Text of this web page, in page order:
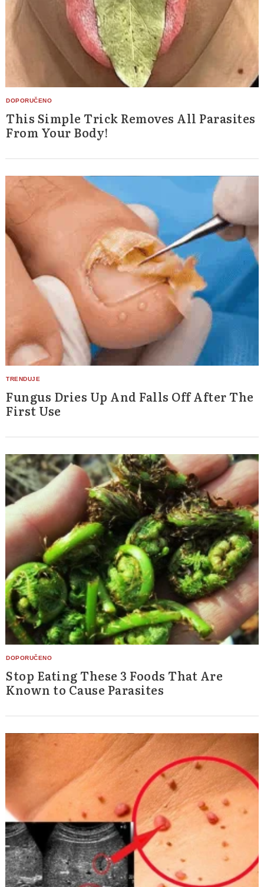
This Simple Trick Removes All Parasites
From Your Body!
Fungus Dries Up And Falls Off After The
First Use
Stop Eating These 3 Foods That Are
Known to Cause Parasites
Search
for: